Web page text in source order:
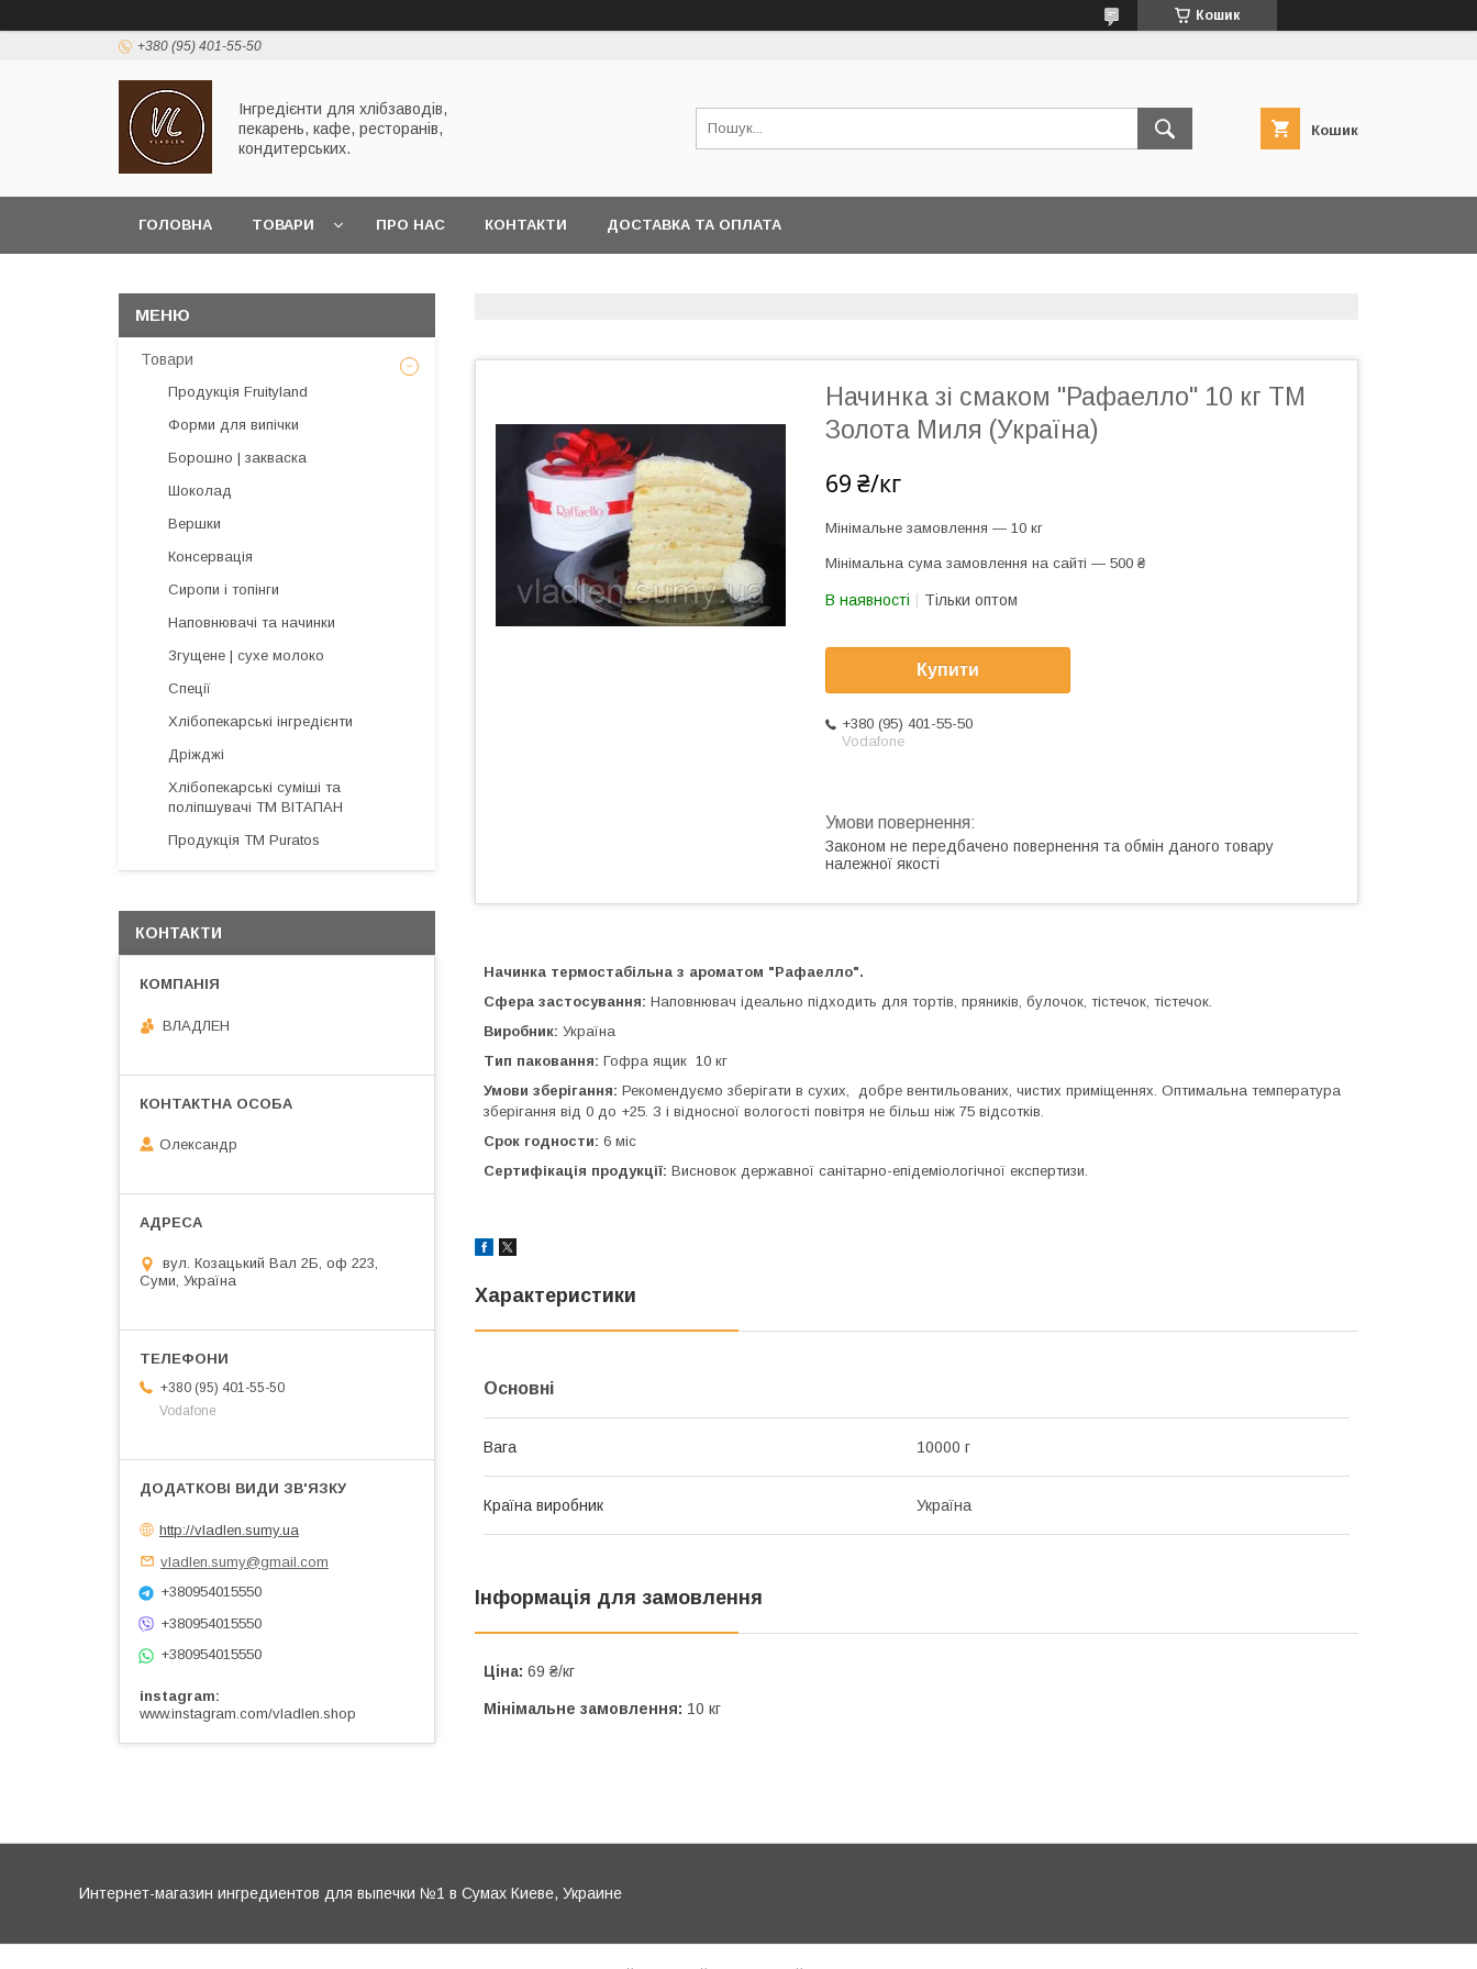
Кошик
+380 (95) 401-55-50
Інгредієнти для хлібзаводів,
пекарень, кафе, ресторанів,
кондитерських.
Кошик
ГОЛОВНА ТОВАРИ ПРО НАС КОНТАКТИ ДОСТАВКА ТА ОПЛАТА
Начинка зі смаком "Рафаелло" 10 кг ТМ
Золота Миля (Україна)
69 ₴/кг
Мінімальне замовлення — 10 кг
Мінімальна сума замовлення на сайті — 500 ₴
В наявності Тільки оптом
Купити
+380 (95) 401-55-50
Vodafone
Законом не передбачено повернення та обмін даного товару
належної якості
Начинка термостабільна з ароматом "Рафаелло".
Сфера застосування: Наповнювач ідеально підходить для тортів, пряників, булочок, тістечок, тістечок.
Виробник: Україна
Тип паковання: Гофра ящик 10 кг
Умови зберігання: Рекомендуємо зберігати в сухих, добре вентильованих, чистих приміщеннях. Оптимальна температура
зберігання від 0 до +25. З і відносної вологості повітря не більш ніж 75 відсотків.
Срок годности: 6 міс
Сертифікація продукції: Висновок державної санітарно-епідеміологічної експертизи.
Характеристики
Основні
Вага 10000 г
Країна виробник Україна
Інформація для замовлення
Ціна: 69 ₴/кг
Мінімальне замовлення: 10 кг
Товари
Продукція Fruityland
Форми для випічки
Борошно | закваска
Шоколад
Вершки
Консервація
Сиропи і топінги
Наповнювачі та начинки
Згущене | сухе молоко
Спеції
Хлібопекарські інгредієнти
Дріжджі
Хлібопекарські суміші та
поліпшувачі ТМ ВІТАПАН
Продукція ТМ Puratos
КОНТАКТИ
ВЛАДЛЕН
Олександр
вул. Козацький Вал 2Б, оф 223,
Суми, Україна
+380 (95) 401-55-50
Vodafone
http://vladlen.sumy.ua
vladlen.sumy@gmail.com
+380954015550
+380954015550
+380954015550
instagram
www.instagram.com/vladlen.shop
Интернет-магазин ингредиентов для выпечки №1 в Сумах Киеве, Украине